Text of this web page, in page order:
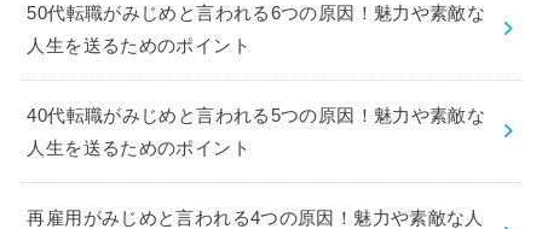
50代転職がみじめと言われる6つの原因！魅力や素敵な
人生を送るためのポイント
40代転職がみじめと言われる5つの原因！魅力や素敵な
人生を送るためのポイント
再雇用がみじめと言われる4つの原因！魅力や素敵な人